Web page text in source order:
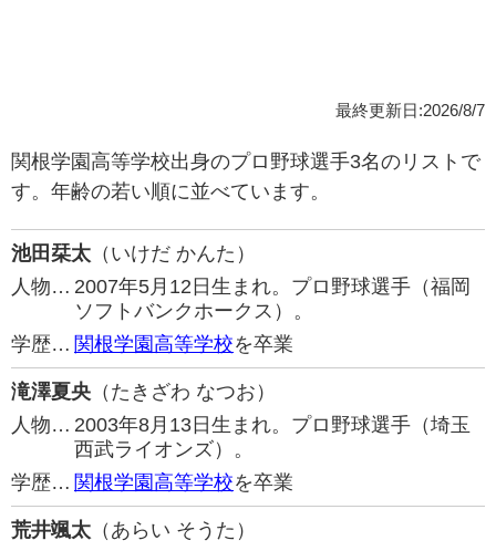
最終更新日:2026/8/7
関根学園高等学校出身のプロ野球選手3名のリストで
す。年齢の若い順に並べています。
池田栞太 （いけだ かんた）
人物… 2007年5月12日生まれ。プロ野球選手（福岡
ソフトバンクホークス）。
学歴… 関根学園高等学校を卒業
滝澤夏央 （たきざわ なつお）
人物… 2003年8月13日生まれ。プロ野球選手（埼玉
西武ライオンズ）。
学歴… 関根学園高等学校を卒業
荒井颯太 （あらい そうた）